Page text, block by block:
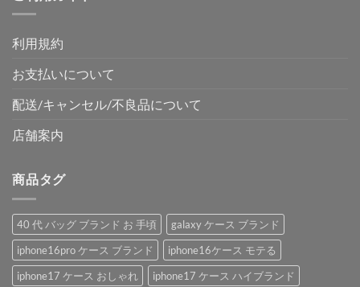
利用規約
お支払いについて
配送/キャンセル/不良品について
店舗案内
商品タグ
40 代 バッグ ブランド お 手頃
galaxy ケース ブランド
iphone16pro ケース ブランド
iphone16ケース モテる
iphone17 ケース おしゃれ
iphone17 ケース ハイブランド